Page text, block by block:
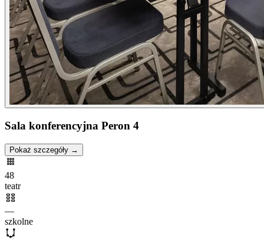
Sala konferencyjna Peron 4
Pokaż szczegóły →
48
teatr
—
szkolne